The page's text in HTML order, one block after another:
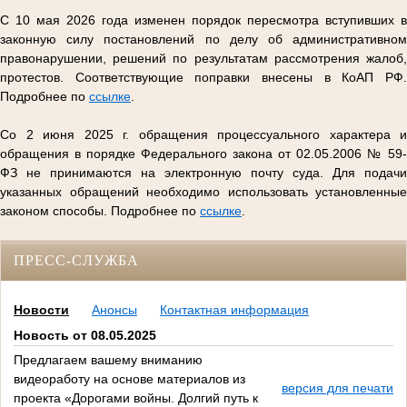
С 10 мая 2026 года изменен порядок пересмотра вступивших в
законную силу постановлений по делу об административном
правонарушении, решений по результатам рассмотрения жалоб,
протестов. Соответствующие поправки внесены в КоАП РФ.
Подробнее по ссылке
Со 2 июня 2025 г. обращения процессуального характера и
обращения в порядке Федерального закона от 02.05.2006 № 59-
ФЗ не принимаются на электронную почту суда. Для подачи
указанных обращений необходимо использовать установленные
законом способы. Подробнее по ссылке
ПРЕСС-СЛУЖБА
Новости Анонсы
Контактная информация
Новость от 08.05.2025
Предлагаем вашему вниманию
видеоработу на основе материалов из
проекта «Дорогами войны. Долгий путь к
версия для печати